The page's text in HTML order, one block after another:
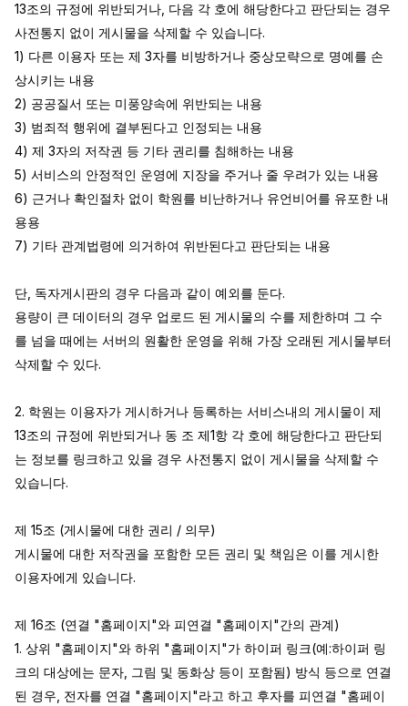
13조의 규정에 위반되거나, 다음 각 호에 해당한다고 판단되는 경우
사전통지 없이 게시물을 삭제할 수 있습니다.
1) 다른 이용자 또는 제 3자를 비방하거나 중상모략으로 명예를 손
상시키는 내용
2) 공공질서 또는 미풍양속에 위반되는 내용
3) 범죄적 행위에 결부된다고 인정되는 내용
4) 제 3자의 저작권 등 기타 권리를 침해하는 내용
5) 서비스의 안정적인 운영에 지장을 주거나 줄 우려가 있는 내용
6) 근거나 확인절차 없이 학원를 비난하거나 유언비어를 유포한 내
용용
7) 기타 관계법령에 의거하여 위반된다고 판단되는 내용
단, 독자게시판의 경우 다음과 같이 예외를 둔다.
용량이 큰 데이터의 경우 업로드 된 게시물의 수를 제한하며 그 수
를 넘을 때에는 서버의 원활한 운영을 위해 가장 오래된 게시물부터
삭제할 수 있다.
2. 학원는 이용자가 게시하거나 등록하는 서비스내의 게시물이 제
13조의 규정에 위반되거나 동 조 제1항 각 호에 해당한다고 판단되
는 정보를 링크하고 있을 경우 사전통지 없이 게시물을 삭제할 수
있습니다.
제 15조 (게시물에 대한 권리 / 의무)
게시물에 대한 저작권을 포함한 모든 권리 및 책임은 이를 게시한
이용자에게 있습니다.
제 16조 (연결 "홈페이지"와 피연결 "홈페이지"간의 관계)
1. 상위 "홈페이지"와 하위 "홈페이지"가 하이퍼 링크(예:하이퍼 링
크의 대상에는 문자, 그림 및 동화상 등이 포함됨) 방식 등으로 연결
된 경우, 전자를 연결 "홈페이지"라고 하고 후자를 피연결 "홈페이